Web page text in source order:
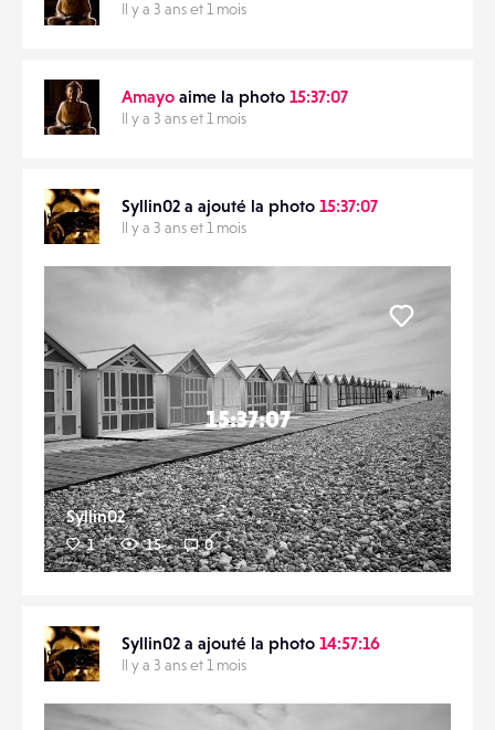
ÉVÉNEMENTS
Il y a 3 ans et 1 mois
Amayo aime la photo 15:37:07
Il y a 3 ans et 1 mois
Syllin02 a ajouté la photo 15:37:07
Il y a 3 ans et 1 mois
15:37:07
Syllin02
1 15 0
Syllin02 a ajouté la photo 14:57:16
Il y a 3 ans et 1 mois